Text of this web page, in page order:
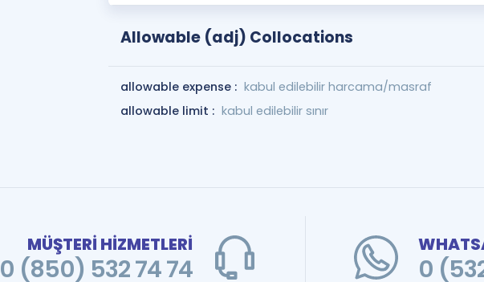
Allowable (adj) Collocations
allowable expense : kabul edilebilir harcama/masraf
allowable limit : kabul edilebilir sınır
MÜŞTERİ HİZMETLERİ
0 (850) 532 74 74 0